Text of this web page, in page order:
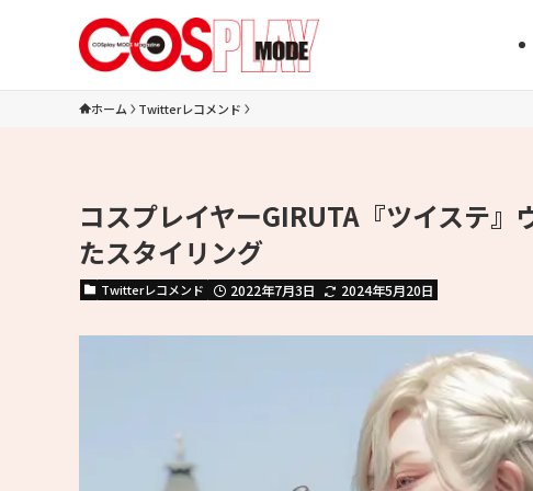
ホーム Twitterレコメンド
コスプレイヤーGIRUTA『ツイステ
たスタイリング
Twitterレコメンド 2022年7月3日 2024年5月20日